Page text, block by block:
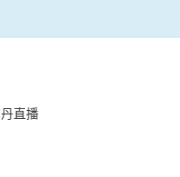
直播